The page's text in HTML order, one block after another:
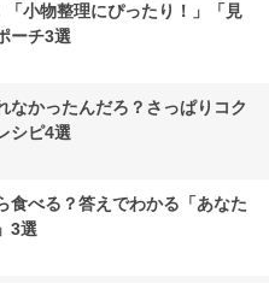
小物整理にぴったり！」「見
ーチ3選
なかったんだろ？さっぱりコク
シピ4選
食べる？答えでわかる「あなた
3選